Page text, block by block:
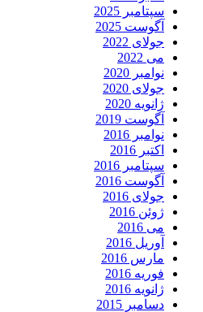
سپتامبر 2025
آگوست 2025
جولای 2022
می 2022
نوامبر 2020
جولای 2020
ژانویه 2020
آگوست 2019
نوامبر 2016
اکتبر 2016
سپتامبر 2016
آگوست 2016
جولای 2016
ژوئن 2016
می 2016
آوریل 2016
مارس 2016
فوریه 2016
ژانویه 2016
دسامبر 2015